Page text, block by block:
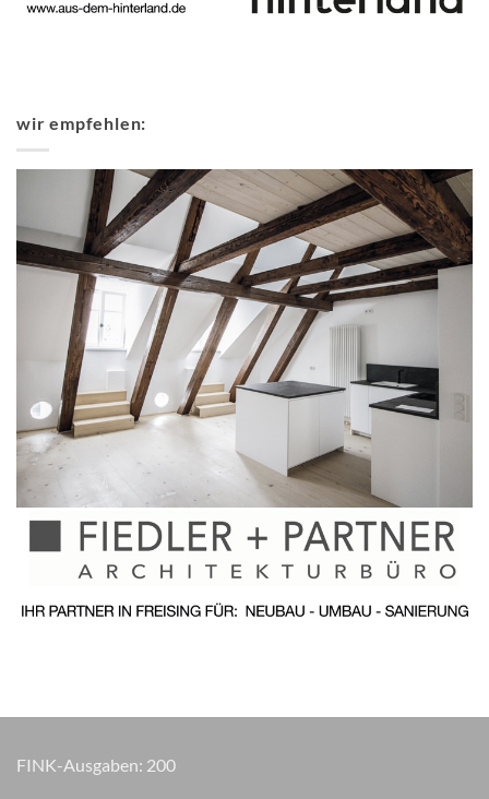
wir empfehlen:
FINK-Ausgaben: 200